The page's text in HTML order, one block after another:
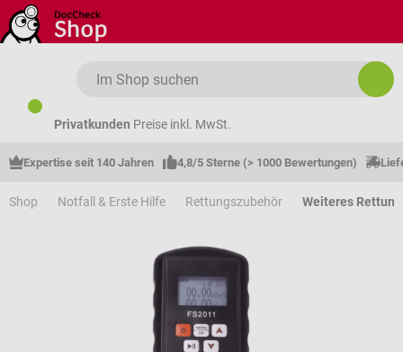
Zum Hauptinhalt springen
Privatkunden Preise inkl. MwSt.
Expertise seit 140 Jahren 4,8/5 Sterne (> 1000 Bewertungen)
Shop Notfall & Erste Hilfe Rettungszubehör Weiteres